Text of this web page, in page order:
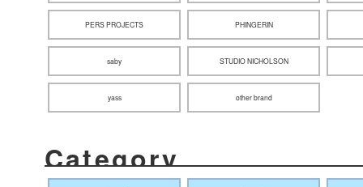
PERS PROJECTS PHINGERIN
saby STUDIO NICHOLSON
yass other brand
Category